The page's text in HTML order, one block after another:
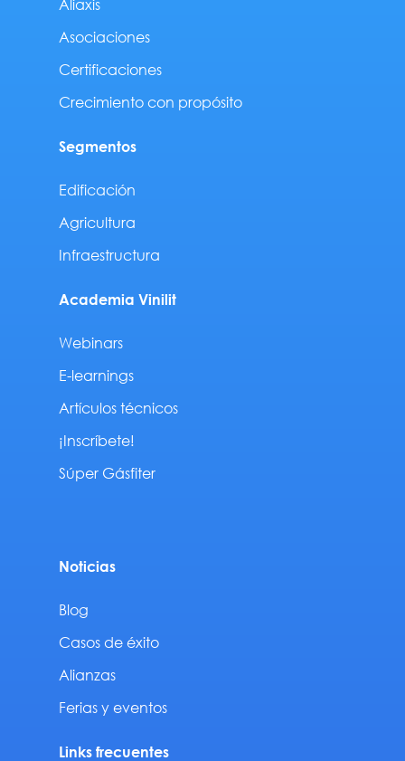
Aliaxis
Asociaciones
Certificaciones
Crecimiento con propósito
Segmentos
Edificación
Agricultura
Infraestructura
Academia Vinilit
Webinars
E-learnings
Artículos técnicos
¡Inscríbete!
Súper Gásfiter
Noticias
Blog
Casos de éxito
Alianzas
Ferias y eventos
Links frecuentes